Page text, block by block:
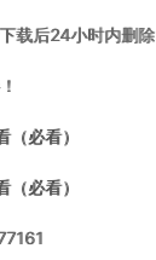
载后24小时内删除
（必看）
（必看）